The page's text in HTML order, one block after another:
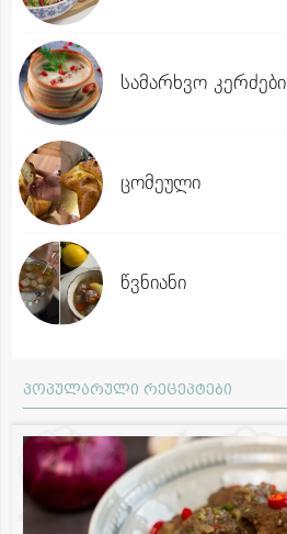
სამარხვო კერძები
ცომეული
წვნიანი
პოპულარული რეცეპტები